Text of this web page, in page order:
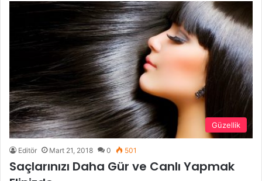
Güzellik
Editör Mart 21, 2018 0 501
Saçlarınızı Daha Gür ve Canlı Yapmak